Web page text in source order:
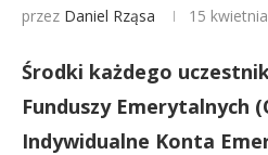
przez Daniel Rząsa 15
Środki każdego
Funduszy Emerytalnych
Indywidualne Konta